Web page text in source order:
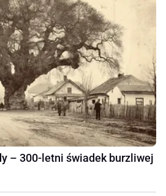
– 300-letni świadek burzliwej